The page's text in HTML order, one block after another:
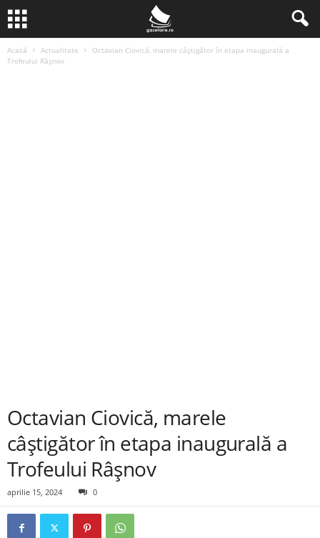
Acasă Actualitate
Octavian Ciovică, marele câștigător în etapa inaugurală a
Trofeului Râşnov
Octavian Ciovică, marele
câștigător în etapa inaugurală a
Trofeului Râşnov
aprilie 15, 2024 0